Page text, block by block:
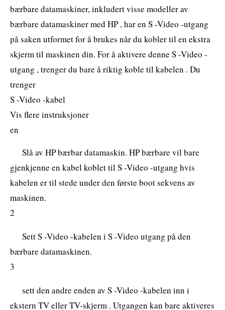
bærbare datamaskiner, inkludert visse modeller av
bærbare datamaskiner med HP , har en S -Video -utgang
på saken utformet for å brukes når du kobler til en ekstra
skjerm til maskinen din. For å aktivere denne S -Video -
utgang , trenger du bare å riktig koble til kabelen . Du
trenger
S -Video -kabel
Vis flere instruksjoner
en
Slå av HP bærbar datamaskin. HP bærbare vil bare
gjenkjenne en kabel koblet til S -Video -utgang hvis
kabelen er til stede under den første boot sekvens av
maskinen.
2
Sett S -Video -kabelen i S -Video utgang på den
bærbare datamaskinen.
3
sett den andre enden av S -Video -kabelen inn i
ekstern TV eller TV-skjerm . Utgangen kan bare aktiveres